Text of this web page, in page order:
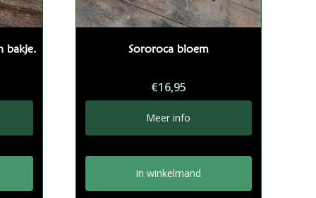
bakje. Sororoca bloem
€16,95
Meer info
In winkelmand